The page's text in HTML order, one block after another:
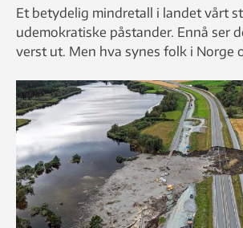
Et betydelig mindretall i landet vårt
udemokratiske påstander. Ennå ser
verst ut. Men hva synes folk i Norge